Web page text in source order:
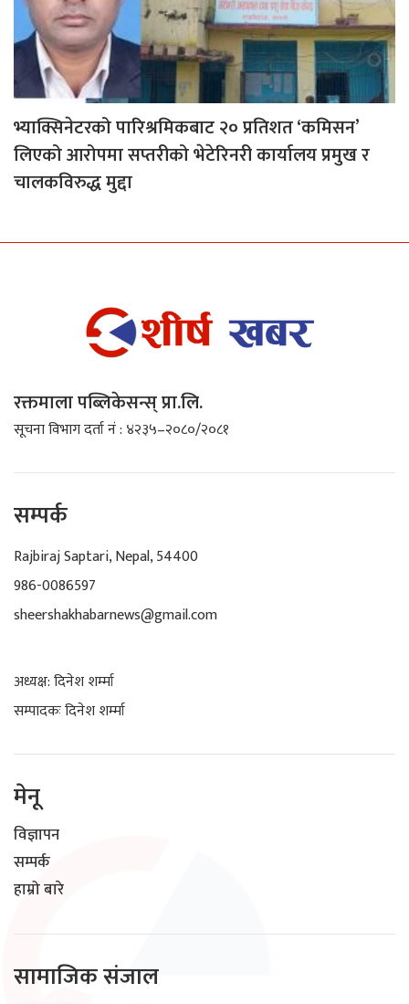
भ्याक्सिनेटरको पारिश्रमिकबाट २० प्रतिशत ‘कमिसन’
लिएको आरोपमा सप्तरीको भेटेरिनरी कार्यालय प्रमुख र
चालकविरुद्ध मुद्दा
रक्तमाला पब्लिकेसन्स् प्रा.लि.
सूचना विभाग दर्ता नं : ४२३५–२०८०/२०८१
सम्पर्क
Rajbiraj Saptari, Nepal, 54400
986-0086597
sheershakhabarnews@gmail.com
अध्यक्ष: दिनेश शर्म्मा
सम्पादकः दिनेश शर्म्मा
मेनू
विज्ञापन
सम्पर्क
हाम्रो बारे
सामाजिक संजाल